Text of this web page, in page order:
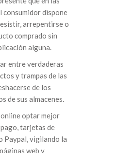
consumidor dispone
arrepentirse o
comprado sin
alguna.
entre verdaderas
y trampas de las
de los
de sus almacenes.
online optar mejor
tarjetas de
Paypal, vigilando la
web y